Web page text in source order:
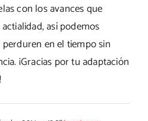
con los avances que
así podemos
en el tiempo sin
¡Gracias por tu adaptación